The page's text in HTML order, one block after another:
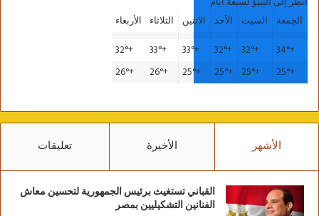
الجمعة
السبت الأحد الاثنين الثلاثاء
الأربعاء
+
34°
+
32°
+
32°
+
33°
+
33°
+
32°
+
25°
+
25°
+
25°
+
25°
+
26°
+
26°
الأشهر الأخيرة تعليقات
القباني تستغيث برئيس الجمهورية لتحسين معاش
الفنانين التشكيليين بمصر